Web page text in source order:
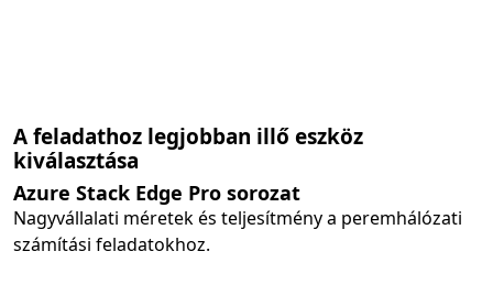
A feladathoz legjobban illő eszköz
kiválasztása
Azure Stack Edge Pro sorozat
Nagyvállalati méretek és teljesítmény a peremhálózati
számítási feladatokhoz.